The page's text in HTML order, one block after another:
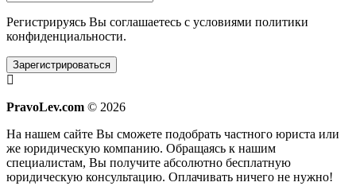
Регистрируясь Вы соглашаетесь с условиями политики
конфиденциальности.
Зарегистрироваться
PravoLev.com © 2026
На нашем сайте Вы сможете подобрать частного юриста или
же юридическую компанию. Обращаясь к нашим
специалистам, Вы получите абсолютно бесплатную
юридическую консультацию. Оплачивать ничего не нужно!